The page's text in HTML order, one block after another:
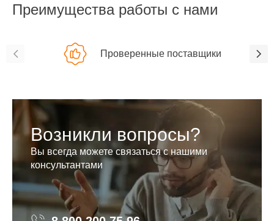
Преимущества работы с нами
Проверенные поставщики
Возникли вопросы?
Вы всегда можете связаться с нашими
консультантами